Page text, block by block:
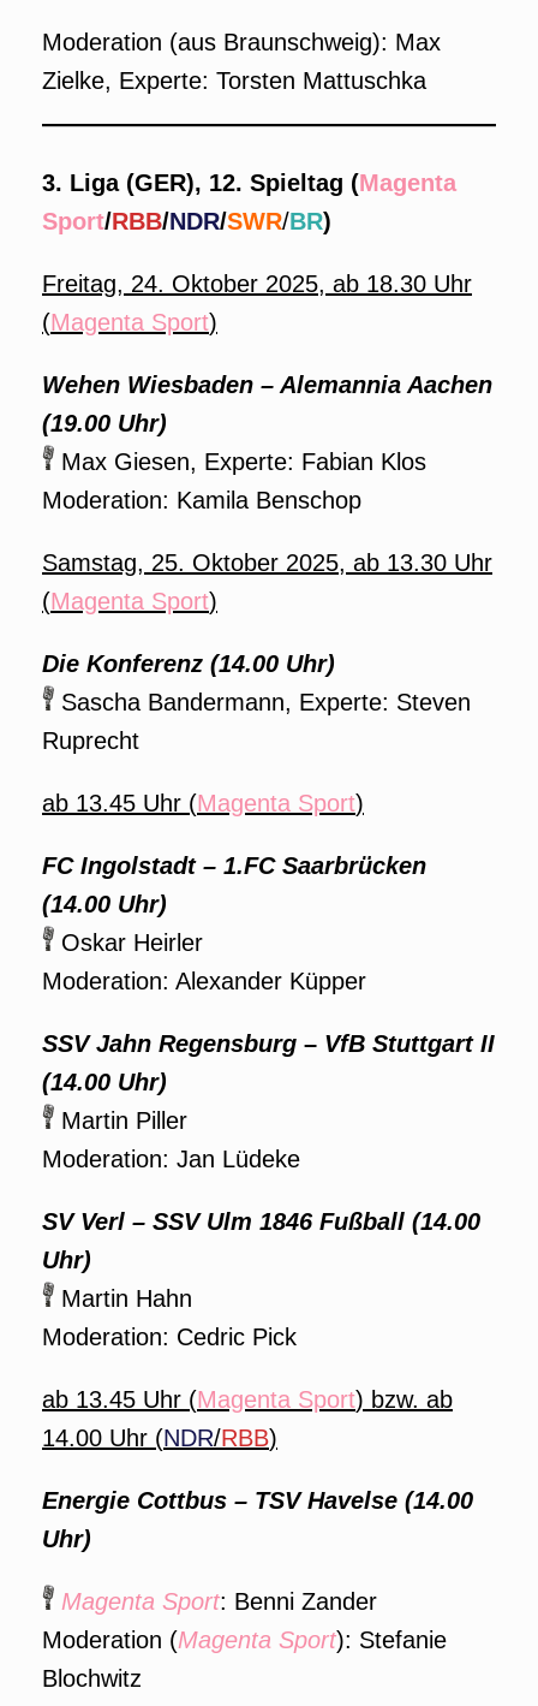
Moderation (aus Braunschweig): Max
Zielke, Experte: Torsten Mattuschka
3. Liga (GER), 12. Spieltag (Magenta
Sport/RBB/NDR/SWR/BR)
Freitag, 24. Oktober 2025, ab 18.30 Uhr
(Magenta Sport)
Wehen Wiesbaden – Alemannia Aachen
(19.00 Uhr)
Max Giesen, Experte: Fabian Klos
Moderation: Kamila Benschop
Samstag, 25. Oktober 2025, ab 13.30 Uhr
(Magenta Sport)
Die Konferenz (14.00 Uhr)
Sascha Bandermann, Experte: Steven
Ruprecht
ab 13.45 Uhr (Magenta Sport)
FC Ingolstadt – 1.FC Saarbrücken
(14.00 Uhr)
Oskar Heirler
Moderation: Alexander Küpper
SSV Jahn Regensburg – VfB Stuttgart II
(14.00 Uhr)
Martin Piller
Moderation: Jan Lüdeke
SV Verl – SSV Ulm 1846 Fußball (14.00
Uhr)
Martin Hahn
Moderation: Cedric Pick
ab 13.45 Uhr (Magenta Sport) bzw. ab
14.00 Uhr (NDR/RBB)
Energie Cottbus – TSV Havelse (14.00
Uhr)
Magenta Sport: Benni Zander
Moderation (Magenta Sport): Stefanie
Blochwitz